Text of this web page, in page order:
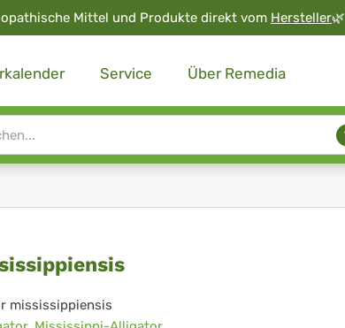
Mittel und Produkte direkt vom Hersteller🌿
Service Über Remedia
mississippiensis